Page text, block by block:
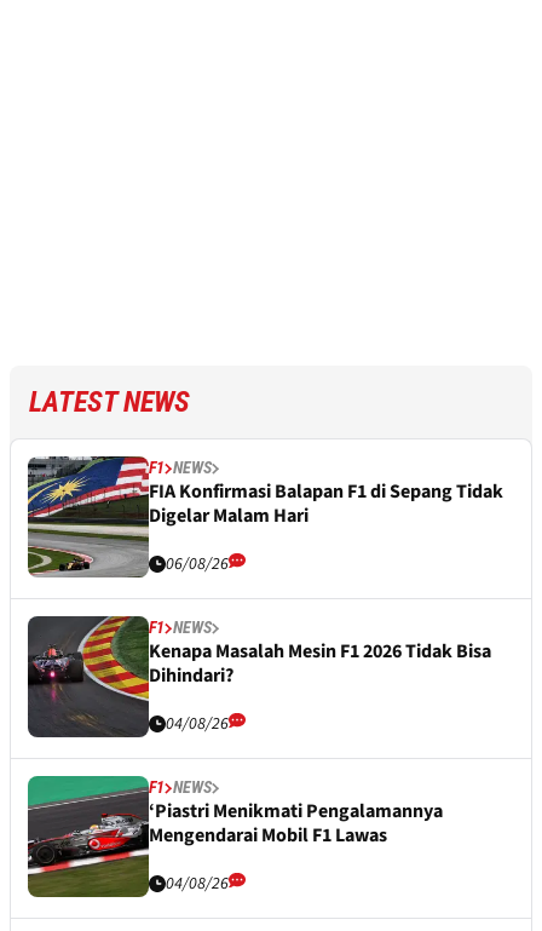
LATEST NEWS
F1 NEWS
FIA Konfirmasi Balapan F1 di Sepang Tidak
Digelar Malam Hari
06/08/26
F1 NEWS
Kenapa Masalah Mesin F1 2026 Tidak Bisa
Dihindari?
04/08/26
F1 NEWS
‘Piastri Menikmati Pengalamannya
Mengendarai Mobil F1 Lawas
04/08/26